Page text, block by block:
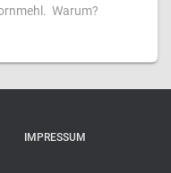
Warum?
IMPRESSUM